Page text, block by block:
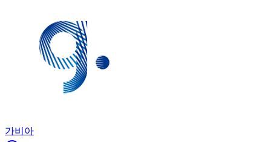
가비아